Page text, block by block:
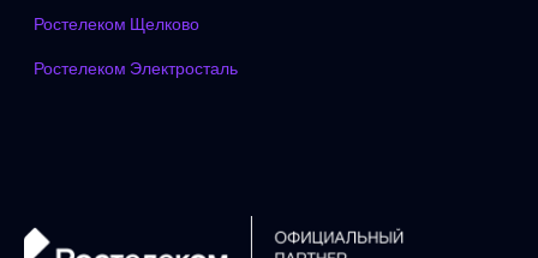
Ростелеком Щелково
Ростелеком Электросталь